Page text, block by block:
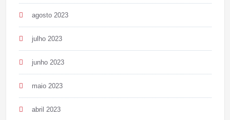
agosto 2023
julho 2023
junho 2023
maio 2023
abril 2023